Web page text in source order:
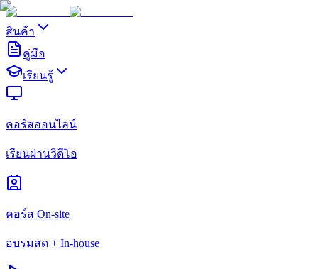
สินค้า
คู่มือ
เรียนรู้
คอร์สออนไลน์
เรียนผ่านวิดีโอ
คอร์ส On-site
อบรมสด + In-house